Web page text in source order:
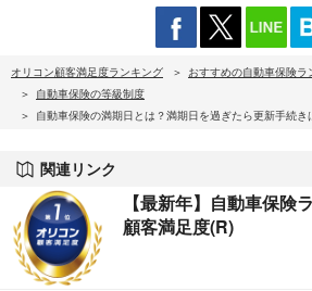
オリコン顧客満足度ランキング おすすめの自動車保険ラ
自動車保険の等級制度
自動車保険の満期日とは？満期日を過ぎたら更新手続
関連リンク
【最新年】自動車保
顧客満足度(R)